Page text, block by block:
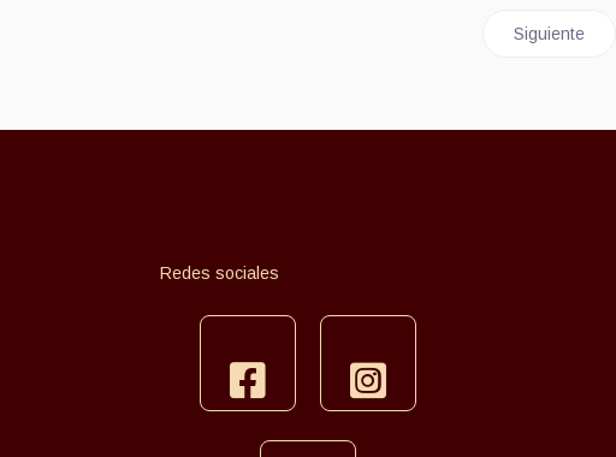
Artículo
Siguiente
Redes sociales
facebookinstagram